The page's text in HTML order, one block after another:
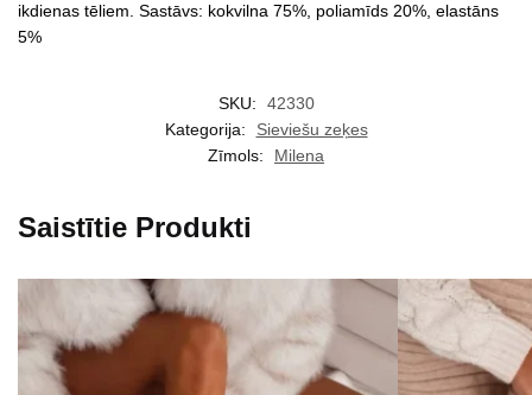
ikdienas tēliem. Sastāvs: kokvilna 75%, poliamīds 20%, elastāns
5%
SKU:
42330
Kategorija:
Sieviešu zeķes
Zīmols:
Milena
Saistītie Produkti